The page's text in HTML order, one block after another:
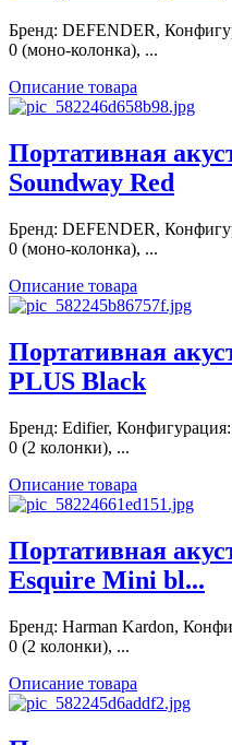
Бренд: DEFENDER,
0 (моно-колонка), ...
Описание товара
Портативная
Soundway Red
Бренд: DEFENDER,
0 (моно-колонка), ...
Описание товара
Портативная
PLUS Black
Бренд: Edifier,
0 (2 колонки), ...
Описание товара
Портативная
Esquire Mini bl...
Бренд: Harman Kardon,
0 (2 колонки), ...
Описание товара